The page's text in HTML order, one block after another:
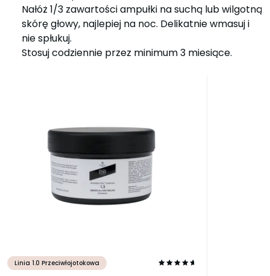
Nałóż 1/3 zawartości ampułki na suchą lub wilgotną
skórę głowy, najlepiej na noc. Delikatnie wmasuj i
nie spłukuj.
Stosuj codziennie przez minimum 3 miesiące.
Linia 1.0 Przeciwłojotokowa